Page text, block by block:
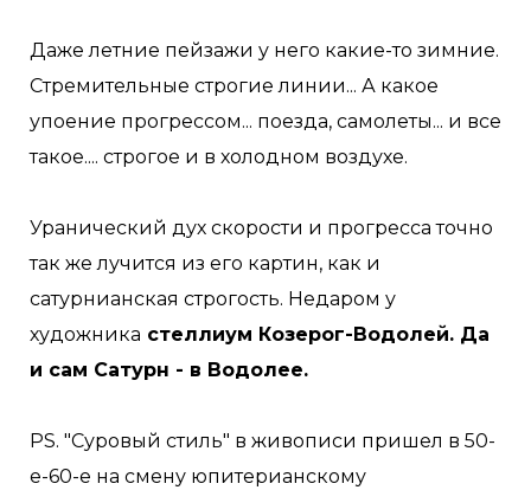
Даже летние пейзажи у него какие-то зимние.
Стремительные строгие линии... А какое
упоение прогрессом... поезда, самолеты... и все
такое.... строгое и в холодном воздухе.
Уранический дух скорости и прогресса точно
так же лучится из его картин, как и
сатурнианская строгость. Недаром у
художника стеллиум Козерог-Водолей. Да
и сам Сатурн - в Водолее.
PS. "Суровый стиль" в живописи пришел в 50-
е-60-е на смену юпитерианскому